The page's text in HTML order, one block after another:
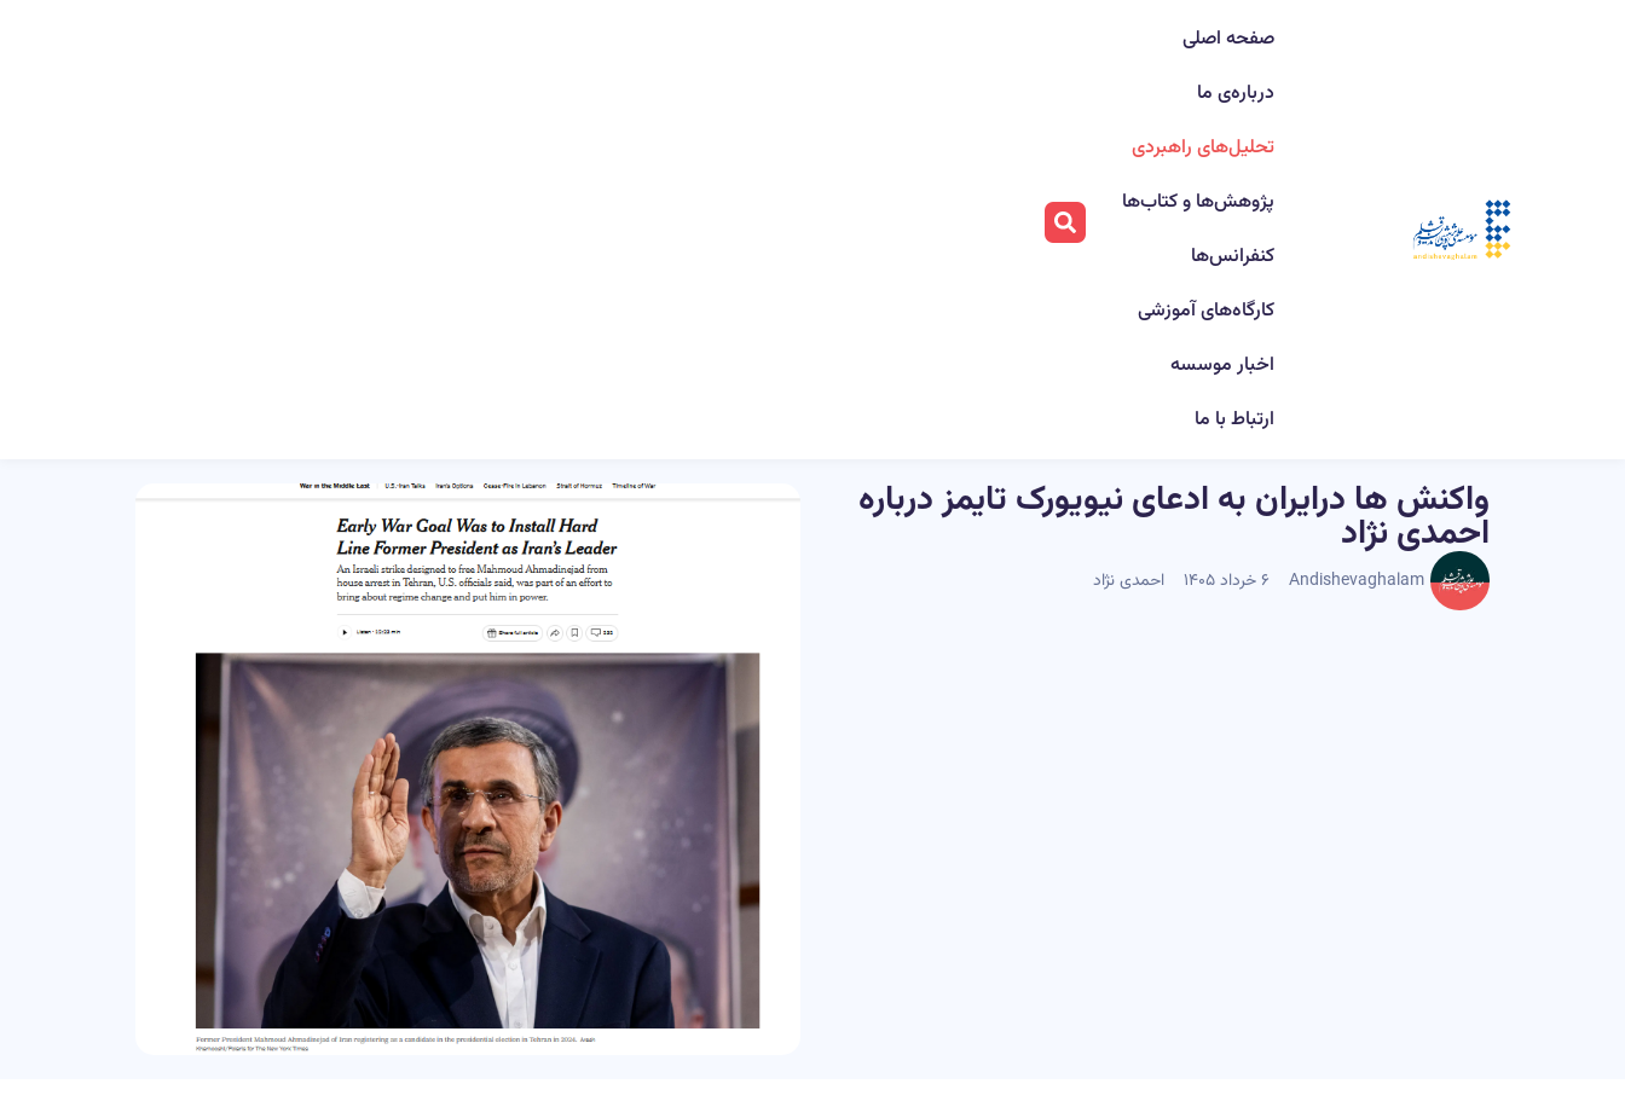
صفحه اصلی
درباره‌ی ما
تحلیل‌های راهبردی
پژوهش‌ها و کتاب‌ها
کنفرانس‌ها
کارگاه‌های آموزشی
اخبار موسسه
ارتباط با ما
واکنش ها درایران به ادعای نیویورک تایمز درباره
احمدی نژاد
Andishevaghalam ۶ خرداد ۱۴۰۵ احمدی نژاد